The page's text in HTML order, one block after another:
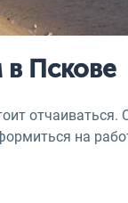
в Пскове
отчаиваться.
на